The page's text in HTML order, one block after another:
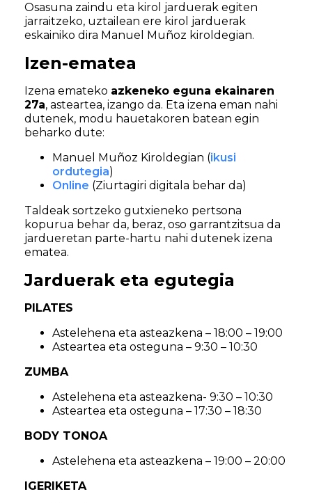
Osasuna zaindu eta kirol jarduerak egiten
jarraitzeko, uztailean ere kirol jarduerak
eskainiko dira Manuel Muñoz kiroldegian.
Izen-ematea
Izena emateko azkeneko eguna ekainaren
27a, asteartea, izango da. Eta izena eman nahi
dutenek, modu hauetakoren batean egin
beharko dute:
Manuel Muñoz Kiroldegian (ikusi
ordutegia)
Online (Ziurtagiri digitala behar da)
Taldeak sortzeko gutxieneko pertsona
kopurua behar da, beraz, oso garrantzitsua da
jardueretan parte-hartu nahi dutenek izena
ematea.
Jarduerak eta egutegia
PILATES
Astelehena eta asteazkena – 18:00 – 19:00
Asteartea eta osteguna – 9:30 – 10:30
ZUMBA
Astelehena eta asteazkena- 9:30 – 10:30
Asteartea eta osteguna – 17:30 – 18:30
BODY TONOA
Astelehena eta asteazkena – 19:00 – 20:00
IGERIKETA